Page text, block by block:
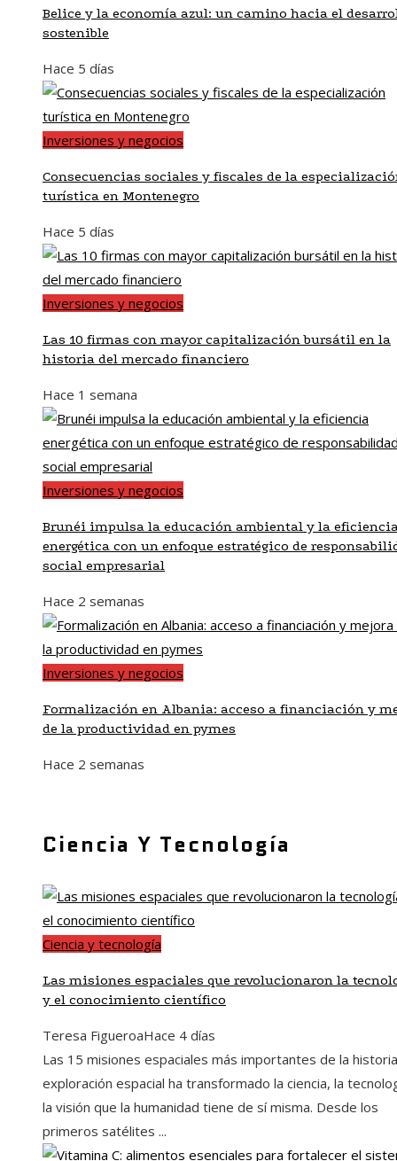
Belice y la economía azul: un camino hacia el
sostenible
Hace 5 días
Inversiones y negocios
Consecuencias sociales y fiscales de la
turística en Montenegro
Hace 5 días
Inversiones y negocios
Las 10 firmas con mayor capitalización bursátil en la
historia del mercado financiero
Hace 1 semana
Inversiones y negocios
Brunéi impulsa la educación ambiental y la
energética con un enfoque estratégico de
social empresarial
Hace 2 semanas
Inversiones y negocios
Formalización en Albania: acceso a financiación y
de la productividad en pymes
Hace 2 semanas
Ciencia Y Tecnología
Ciencia y tecnología
Las misiones espaciales que revolucionaron la
y el conocimiento científico
Teresa FigueroaHace 4 días
Las 15 misiones espaciales más importantes de la
exploración espacial ha transformado la ciencia, la
la visión que la humanidad tiene de sí misma. Desde los
primeros satélites ...